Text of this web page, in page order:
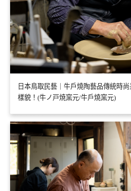
日本鳥取民藝｜牛戶燒陶藝品傳統時
樣貌！(牛ノ戸焼窯元/牛戶燒窯元)